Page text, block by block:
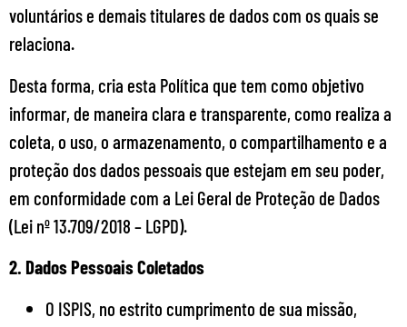
voluntários e demais titulares de dados com os quais se
relaciona.
Desta forma, cria esta Política que tem como objetivo
informar, de maneira clara e transparente, como realiza a
coleta, o uso, o armazenamento, o compartilhamento e a
proteção dos dados pessoais que estejam em seu poder,
em conformidade com a Lei Geral de Proteção de Dados
(Lei nº 13.709/2018 – LGPD).
2. Dados Pessoais Coletados
O ISPIS, no estrito cumprimento de sua missão,